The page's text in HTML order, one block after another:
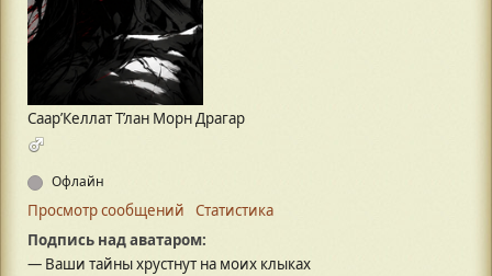
Саар’Келлат Т’лан Морн Драгар
Офлайн
Просмотр сообщений
Статистика
Подпись над аватаром:
— Ваши тайны хрустнут на моих клыках